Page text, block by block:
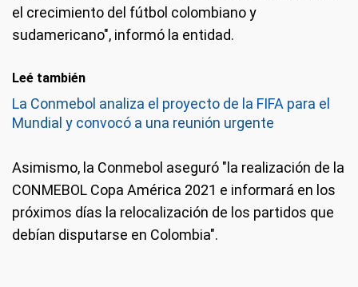
el crecimiento del fútbol colombiano y
sudamericano", informó la entidad.
Leé también
La Conmebol analiza el proyecto de la FIFA para el
Mundial y convocó a una reunión urgente
Asimismo, la Conmebol aseguró "la realización de la
CONMEBOL Copa América 2021 e informará en los
próximos días la relocalización de los partidos que
debían disputarse en Colombia".